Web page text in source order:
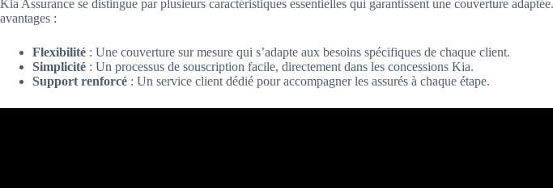
Kia Assurance se distingue par plusieurs caractéristiques essentielles qui garantissent une couverture
avantages :
Flexibilité : Une couverture sur mesure qui s’adapte aux besoins spécifiques de chaque client.
Simplicité : Un processus de souscription facile, directement dans les concessions Kia.
Support renforcé : Un service client dédié pour accompagner les assurés à chaque étape.